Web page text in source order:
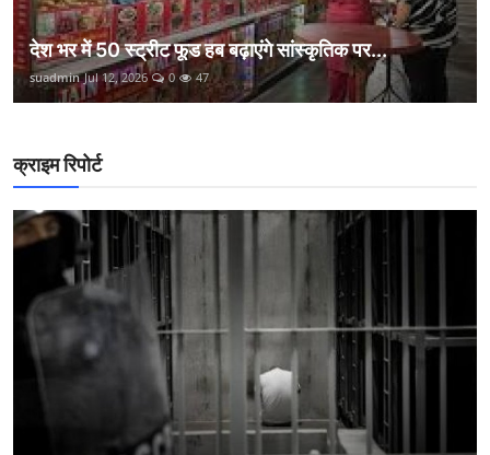
देश भर में 50 स्ट्रीट फूड हब बढ़ाएंगे सांस्कृतिक पर...
suadmin Jul 12, 2026 0 47
क्राइम रिपोर्ट